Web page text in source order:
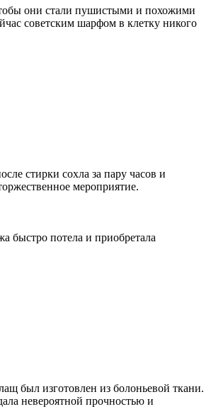
они стали пушистыми и похожими
советским шарфом в клетку никого
стирки сохла за пару часов и
мероприятие.
быстро потела и приобретала
был изготовлен из болоньевой ткани.
невероятной прочностью и